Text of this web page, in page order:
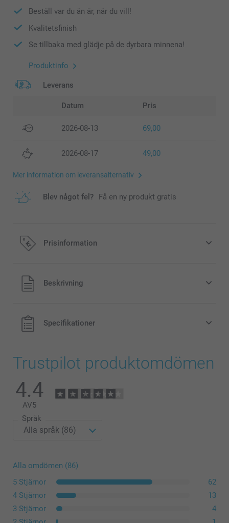
Beställ var du än är, när du vill!
Kvalitetsfinish
Se tillbaka med glädje på de dyrbara minnena!
Produktinfo
Leverans
Datum Pris
2026-08-13 69,00
2026-08-17 49,00
Mer information om leveransalternativ
Blev något fel? Få en ny produkt gratis
Prisinformation
Alla priser är i svenska kronor (SEK), inklusive moms och
exklusive porto.
Beskrivning
Specifikationer
Trustpilot produktomdömen
4.4
AV5
Språk
Alla omdömen (86)
5 Stjärnor
62
4 Stjärnor
13
3 Stjärnor
4